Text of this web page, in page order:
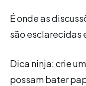
É onde as
são esclarecidas
Dica ninja: crie
possam bater